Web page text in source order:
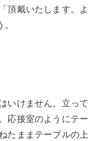
頂戴いたします。よ
いけません。立って
応接室のようにテー
たままテーブルの上